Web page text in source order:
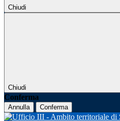
Chiudi
Chiudi
Conferma
Annulla Conferma